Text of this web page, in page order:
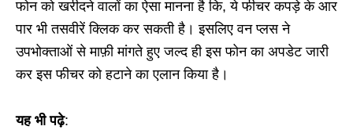
फोन को खरीदने वालों का ऐसा मानना है कि, ये फीचर कपड़े के आर
पार भी तसवीरें क्लिक कर सकती है। इसलिए वन प्लस ने
उपभोक्ताओं से माफ़ी मांगते हुए जल्द ही इस फोन का अपडेट जारी
कर इस फीचर को हटाने का एलान किया है।
यह भी पढ़े: